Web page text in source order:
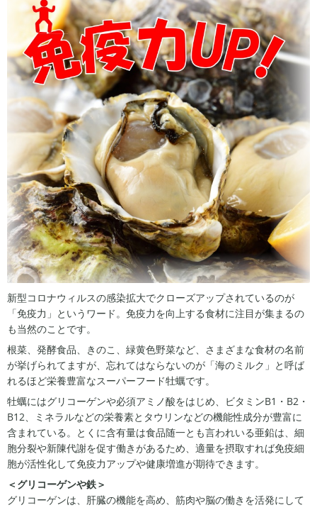
新型コロナウィルスの感染拡大でクローズアップされているのが
「免疫力」というワード。免疫力を向上する食材に注目が集まるの
も当然のことです。
根菜、発酵食品、きのこ、緑黄色野菜など、さまざまな食材の名前
が挙げられてますが、忘れてはならないのが「海のミルク」と呼ば
れるほど栄養豊富なスーパーフード牡蠣です。
牡蠣にはグリコーゲンや必須アミノ酸をはじめ、ビタミンB1・B2・
B12、ミネラルなどの栄養素とタウリンなどの機能性成分が豊富に
含まれている。とくに含有量は食品随一とも言われいる亜鉛は、細
胞分裂や新陳代謝を促す働きがあるため、適量を摂取すれば免疫細
胞が活性化して免疫力アップや健康増進が期待できます。
＜グリコーゲンや鉄＞
グリコーゲンは、肝臓の機能を高め、筋肉や脳の働きを活発にして